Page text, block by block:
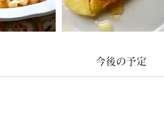
今後の予定